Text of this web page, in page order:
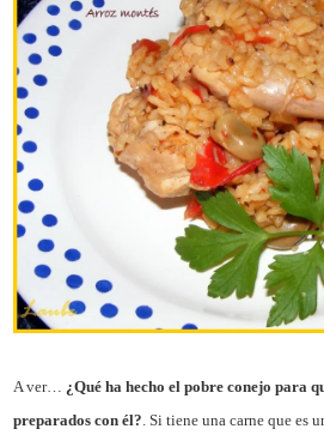
A ver… ¿Qué ha hecho el pobre conejo para
preparados con él? . Si tiene una carne que es